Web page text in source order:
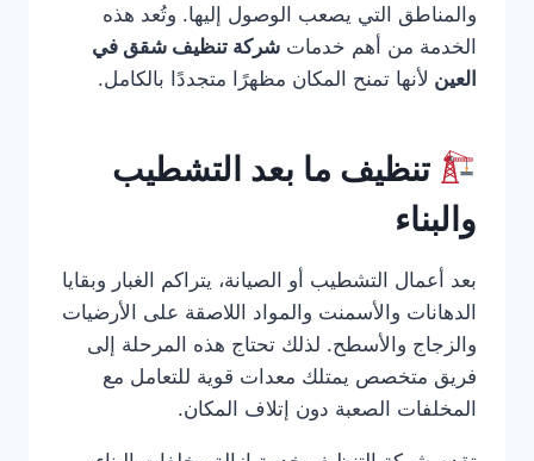
والمناطق التي يصعب الوصول إليها. وتُعد هذه
الخدمة من أهم خدمات شركة تنظيف شقق في
العين لأنها تمنح المكان مظهرًا متجددًا بالكامل.
تنظيف ما بعد التشطيب
والبناء
بعد أعمال التشطيب أو الصيانة، يتراكم الغبار وبقايا
الدهانات والأسمنت والمواد اللاصقة على الأرضيات
والزجاج والأسطح. لذلك تحتاج هذه المرحلة إلى
فريق متخصص يمتلك معدات قوية للتعامل مع
المخلفات الصعبة دون إتلاف المكان.